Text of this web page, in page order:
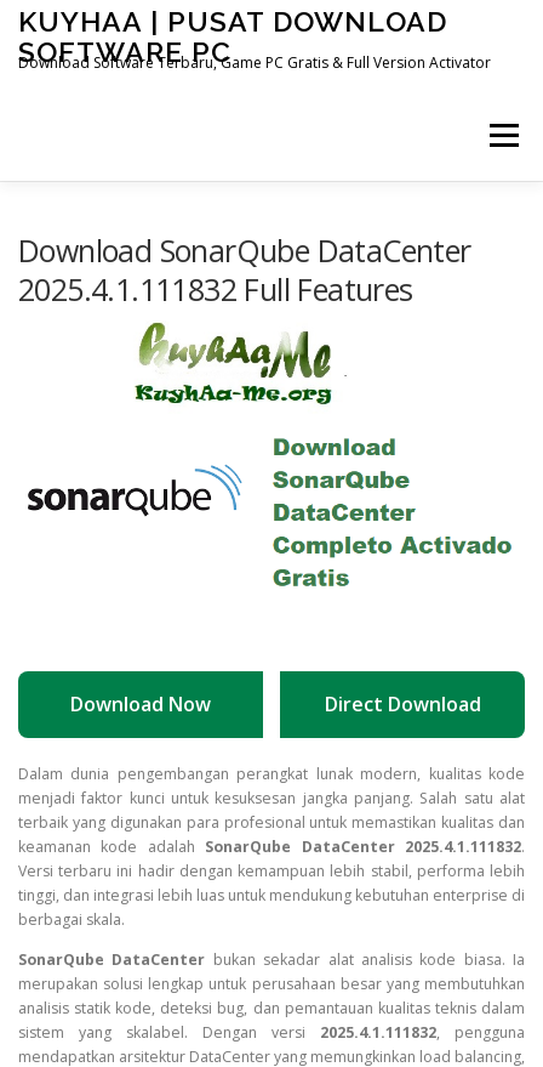
Skip
content
KUYHAA | PUSAT DOWNLOAD
SOFTWARE PC
Download Software Terbaru, Game PC Gratis & Full Version Activator
Menu
OTHER PAGES
Download SonarQube DataCenter
2025.4.1.111832 Full Features
Download Now Direct Download
Download SonarQube
Dalam dunia pengembangan perangkat lunak modern, kualitas kode
menjadi faktor kunci untuk kesuksesan jangka panjang. Salah satu alat
terbaik yang digunakan para profesional untuk memastikan kualitas dan
keamanan kode adalah SonarQube DataCenter 2025.4.1.111832.
Versi terbaru ini hadir dengan kemampuan lebih stabil, performa lebih
tinggi, dan integrasi lebih luas untuk mendukung kebutuhan enterprise di
berbagai skala.
SonarQube DataCenter bukan sekadar alat analisis kode biasa. Ia
merupakan solusi lengkap untuk perusahaan besar yang membutuhkan
analisis statik kode, deteksi bug, dan pemantauan kualitas teknis dalam
sistem yang skalabel. Dengan versi 2025.4.1.111832, pengguna
mendapatkan arsitektur DataCenter yang memungkinkan load balancing,